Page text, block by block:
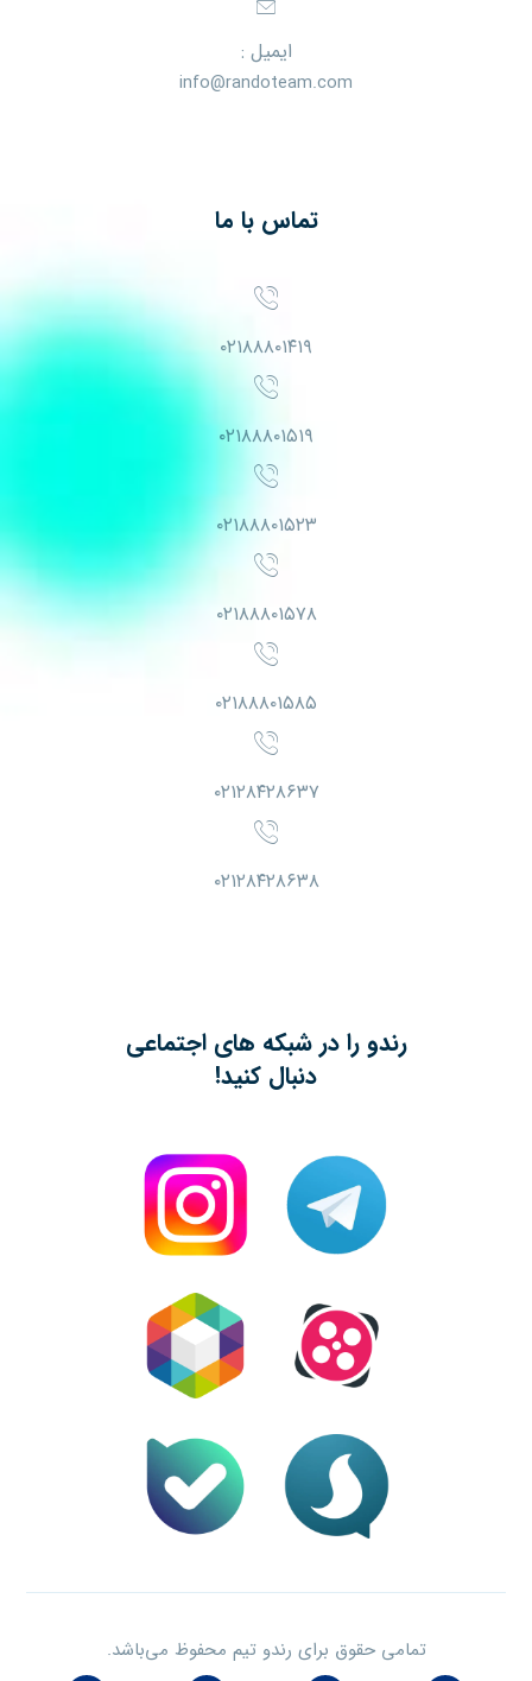
ایمیل :
info@randoteam.com
تماس با ما
۰۲۱۸۸۸۰۱۴۱۹
۰۲۱۸۸۸۰۱۵۱۹
۰۲۱۸۸۸۰۱۵۲۳
۰۲۱۸۸۸۰۱۵۷۸
۰۲۱۸۸۸۰۱۵۸۵
۰۲۱۲۸۴۲۸۶۳۷
۰۲۱۲۸۴۲۸۶۳۸
رندو را در شبکه های اجتماعی
دنبال کنید!
تمامی حقوق برای رندو تیم محفوظ می‌باشد.